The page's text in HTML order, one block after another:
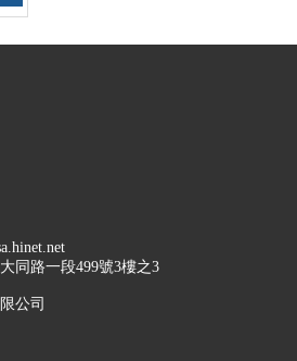
同路一段499號3樓之3
公司